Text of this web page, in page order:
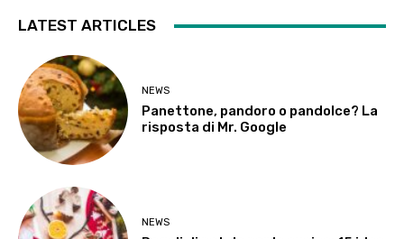
LATEST ARTICLES
NEWS
Panettone, pandoro o pandolce? La
risposta di Mr. Google
NEWS